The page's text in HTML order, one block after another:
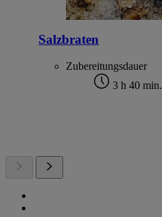
Salzbraten
Zubereitungsdauer
3 h 40 min.